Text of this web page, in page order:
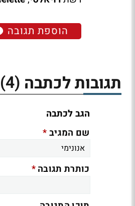
הוספת תגובה
תגובות לכתבה (4)
הגב לכתבה
שם המגיב*
כותרת תגובה*